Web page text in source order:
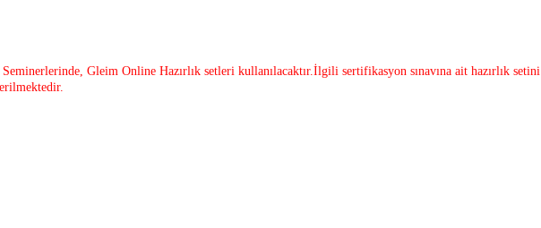
Gleim Online Hazırlık setleri kullanılacaktır.İlgili sertifikasyon sınavına ait hazırlık setini